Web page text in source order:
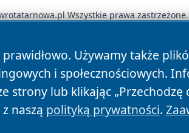
prawidłowo. Używamy także
i społecznościowych.
strony lub klikając
naszą polityką prywatności.
Wszystkie prawa zastrzeżone.
Polityka Prywatności Polityka